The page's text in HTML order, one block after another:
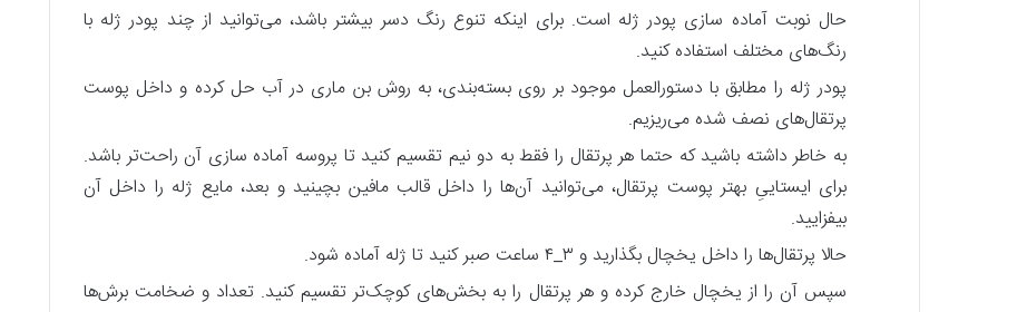
حال نوبت آماده سازی پودر ژله است. برای اینکه تنوع رنگ دسر بیشتر باشد، می‌توانید از چند پودر ژله با
رنگ‌های مختلف استفاده کنید.
پودر ژله را مطابق با دستورالعمل موجود بر روی بسته‌بندی، به روش بن ماری در آب حل کرده و داخل پوست
پرتقال‌های نصف شده می‌ریزیم.
به خاطر داشته باشید که حتما هر پرتقال را فقط به دو نیم تقسیم کنید تا پروسه آماده سازی آن راحت‌تر باشد.
برای ایستاییِ بهتر پوست پرتقال، می‌توانید آن‌ها را داخل قالب مافین بچینید و بعد، مایع ژله را داخل آن
بیفزایید.
حالا پرتقال‌ها را داخل یخچال بگذارید و ۳_۴ ساعت صبر کنید تا ژله آماده شود.
سپس آن را از یخچال خارج کرده و هر پرتقال را به بخش‌های کوچک‌تر تقسیم کنید. تعداد و ضخامت برش‌ها